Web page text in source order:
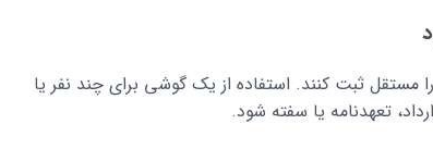
ثبت کنند. استفاده از یک گوشی برای چند نفر یا
تعهدنامه یا سفته شود.